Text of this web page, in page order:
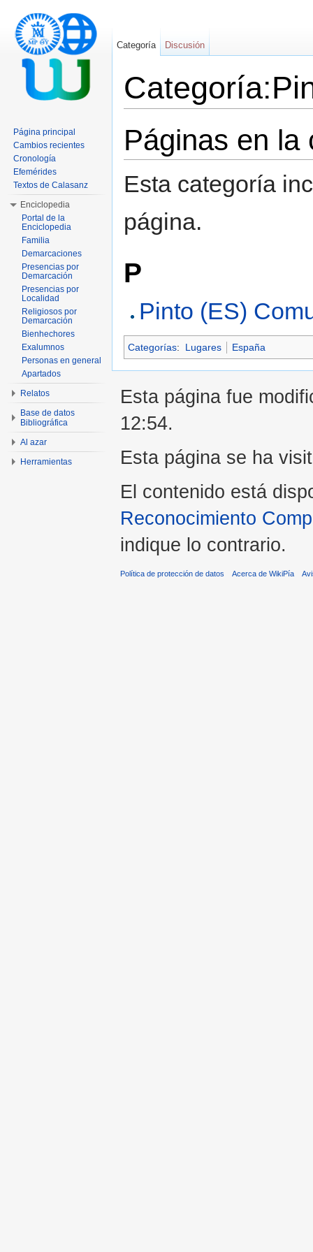
Páginas en la
Esta categoría
página.
P
Pinto (ES)
Categorías: Lugares España
Categoría Discusión
Página principal
Cambios recientes
Cronología
Efemérides
Textos de Calasanz
Enciclopedia
Portal de la
Enciclopedia
Familia
Demarcaciones
Presencias por
Demarcación
Presencias por
Localidad
Religiosos por
Demarcación
Bienhechores
Exalumnos
Personas en general
Apartados
Relatos
Base de datos
Bibliográfica
Al azar
Herramientas
Esta página fue
12:54.
Esta página se ha
El contenido está
Reconocimiento
indique lo contrario.
Política de protección de datos Acerca de WikiPía